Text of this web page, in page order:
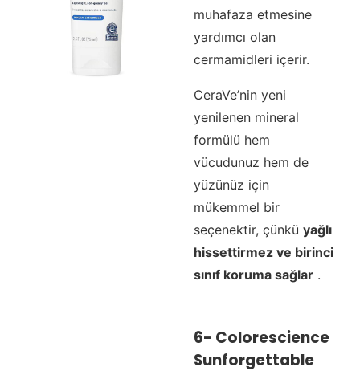
muhafaza etmesine
yardımcı olan
cermamidleri içerir.
CeraVe’nin yeni
yenilenen mineral
formülü hem
vücudunuz hem de
yüzünüz için
mükemmel bir
seçenektir, çünkü yağlı
hissettirmez ve birinci
sınıf koruma sağlar.
6- Colorescience
Sunforgettable